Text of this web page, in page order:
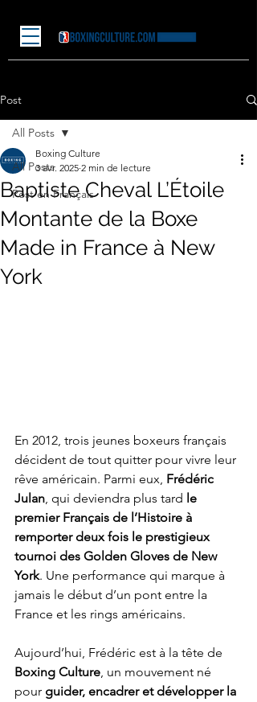
Post
All Posts
Post en Français
All Posts
Baptiste Cheval L’Étoile
Montante de la Boxe
Made in France à New
York
Boxing Culture
3 avr. 2025 2 min de lecture
En 2012, trois jeunes boxeurs français
décident de tout quitter pour vivre leur
rêve américain. Parmi eux, Frédéric
Julan , qui deviendra plus tard le
premier Français de l’Histoire à
remporter deux fois le prestigieux
tournoi des Golden Gloves de New
York. Une performance qui marque à
jamais le début d’un pont entre la
France et les rings américains.
Aujourd’hui, Frédéric est à la tête de
Boxing Culture , un mouvement né
pour guider, encadrer et développer la